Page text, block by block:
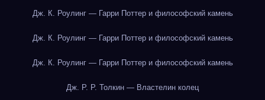
Дж. К. Роулинг — Гарри Поттер и философский камень
Дж. К. Роулинг — Гарри Поттер и философский камень
Дж. К. Роулинг — Гарри Поттер и философский камень
Дж. Р. Р. Толкин — Властелин колец